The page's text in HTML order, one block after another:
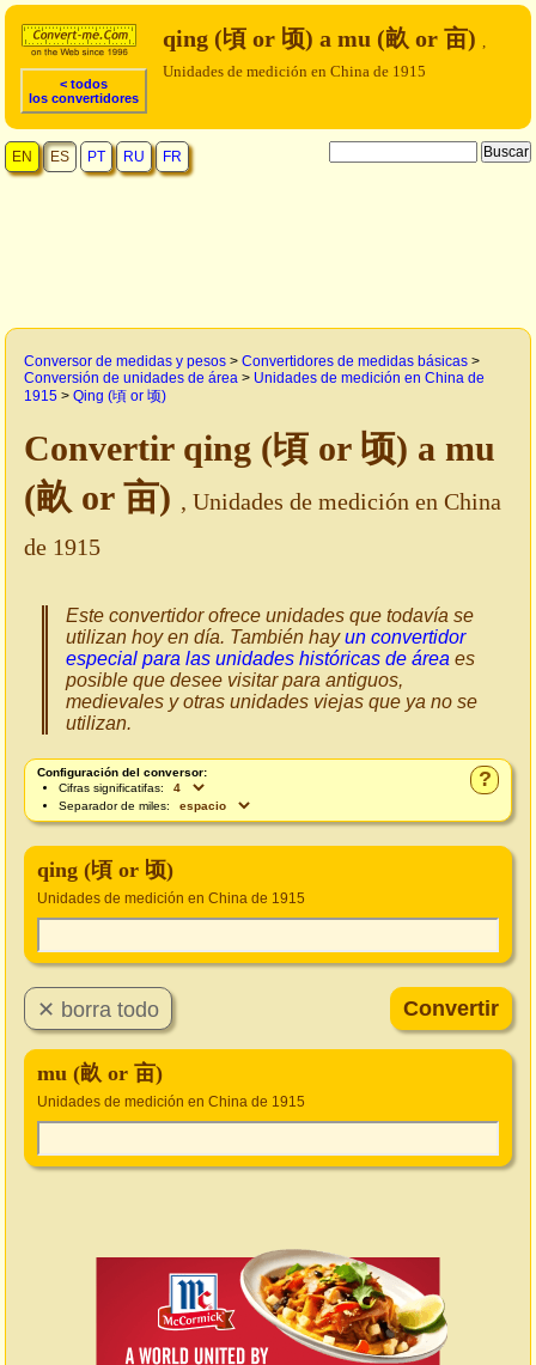
< todos
los convertidores
qing (頃 or 顷) a mu (畝 or 亩) ,
Unidades de medición en China de 1915
EN ES PT RU FR
Conversor de medidas y pesos > Convertidores de medidas básicas >
Conversión de unidades de área > Unidades de medición en China de
1915 > Qing (頃 or 顷)
Convertir qing (頃 or 顷) a mu
(畝 or 亩) , Unidades de medición en China
de 1915
Este convertidor ofrece unidades que todavía se
utilizan hoy en día. También hayun convertidor
especial para las unidades históricas de área es
posible que desee visitar para antiguos,
medievales y otras unidades viejas que ya no se
utilizan.
?
Configuración del conversor:
Cifras significatifas:
Separador de miles:
qing (頃 or 顷)
Unidades de medición en China de 1915
mu (畝 or 亩)
Unidades de medición en China de 1915